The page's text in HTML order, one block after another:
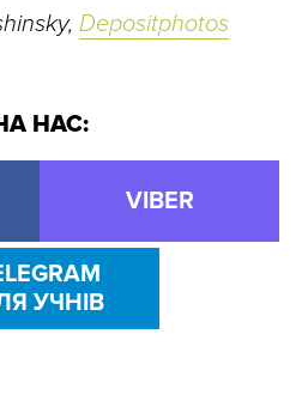
Depositphotos
НАС:
VIBER
УЧНІВ